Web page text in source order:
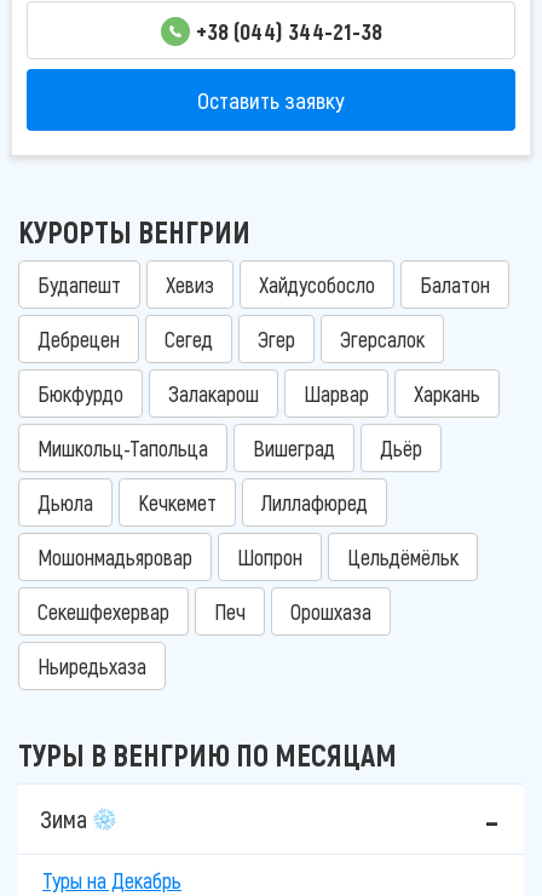
+38 (044) 344-21-38
Оставить заявку
КУРОРТЫ ВЕНГРИИ
Будапешт Хевиз Хайдусобосло Балатон
Дебрецен Сегед Эгер Эгерсалок
Бюкфурдо Залакарош Шарвар Харкань
Мишкольц-Тапольца Вишеград Дьёр
Дьюла Кечкемет Лиллафюред
Мошонмадьяровар Шопрон Цельдёмёльк
Секешфехервар Печ Орошхаза
Ньиредьхаза
ТУРЫ В ВЕНГРИЮ ПО МЕСЯЦАМ
Зима
Туры на Декабрь